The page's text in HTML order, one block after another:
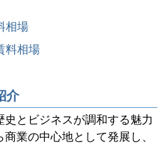
相場
料相場
介
とビジネスが調和する魅力
業の中心地として発展し、